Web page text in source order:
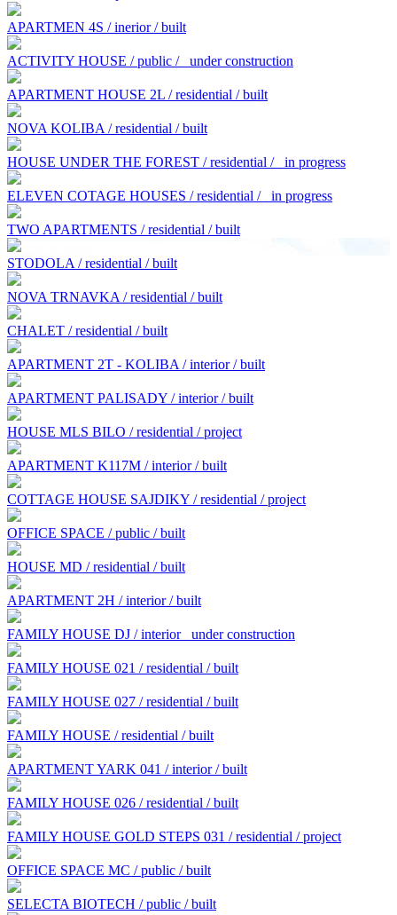
APARTMEN 4S / inerior / built
ACTIVITY HOUSE / public / under construction
APARTMENT HOUSE 2L / residential / built
NOVA KOLIBA / residential / built
HOUSE UNDER THE FOREST / residential / in progress
ELEVEN COTAGE HOUSES / residential / in progress
TWO APARTMENTS / residential / built
STODOLA / residential / built
NOVA TRNAVKA / residential / built
CHALET / residential / built
APARTMENT 2T - KOLIBA / interior / built
APARTMENT PALISADY / interior / built
HOUSE MLS BILO / residential / project
APARTMENT K117M / interior / built
COTTAGE HOUSE SAJDIKY / residential / project
OFFICE SPACE / public / built
HOUSE MD / residential / built
APARTMENT 2H / interior / built
FAMILY HOUSE DJ / interior under construction
FAMILY HOUSE 021 / residential / built
FAMILY HOUSE 027 / residential / built
FAMILY HOUSE / residential / built
APARTMENT YARK 041 / interior / built
FAMILY HOUSE 026 / residential / built
FAMILY HOUSE GOLD STEPS 031 / residential / project
OFFICE SPACE MC / public / built
SELECTA BIOTECH / public / built